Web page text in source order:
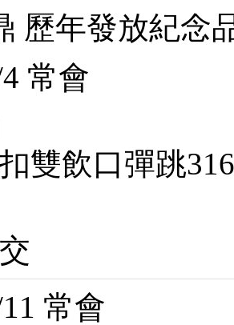
歷年發放紀念
常會
雙飲口彈跳
常會